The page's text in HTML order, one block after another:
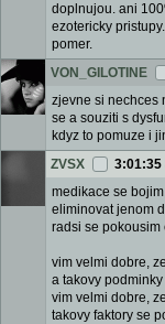
doplnujou. ani
ezotericky
pomer.
VON_GILOTINE
zjevne si nechces
se a souziti s
kdyz to pomuze i
ZVSX
3:01:35
medikace se
eliminovat jenom
radsi se
vim velmi dobre,
a takovy
vim velmi dobre,
takovy faktory se